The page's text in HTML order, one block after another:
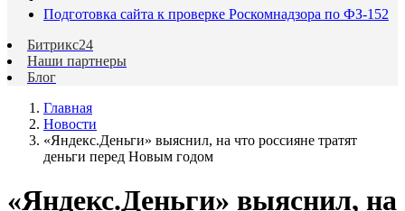
Подготовка сайта к проверке Роскомнадзора по ФЗ-152
Битрикс24
Наши партнеры
Блог
Главная
Новости
«Яндекс.Деньги» выяснил, на что россияне тратят
деньги перед Новым годом
«Яндекс.Деньги» выяснил, на